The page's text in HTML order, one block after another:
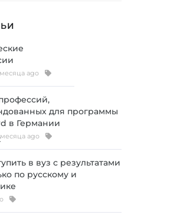
ago
для программы
в Германии
месяца ago
в вуз с результатами
по русскому и